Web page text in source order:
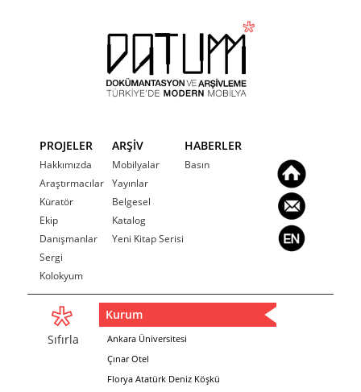
PROJELER
Hakkımızda
Araştırmacılar
Küratör
Ekip
Danışmanlar
Sergi
Kolokyum
ARŞİV
Mobilyalar
Yayınlar
Belgesel
Katalog
Yeni Kitap Serisi
HABERLER
Basın
Sıfırla
Kurum
Ankara Üniversitesi
Çınar Otel
Florya Atatürk Deniz Köşkü